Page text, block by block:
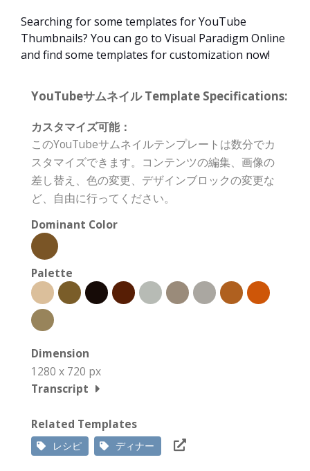
Searching for some templates for YouTube
Thumbnails? You can go to Visual Paradigm Online
and find some templates for customization now!
YouTubeサムネイル Template Specifications:
カスタマイズ可能：
このYouTubeサムネイルテンプレートは数分でカ
スタマイズできます。コンテンツの編集、画像の
差し替え、色の変更、デザインブロックの変更な
ど、自由に行ってください。
Dominant Color
Palette
Dimension
1280 x 720 px
Transcript
Related Templates
レシピ ディナー